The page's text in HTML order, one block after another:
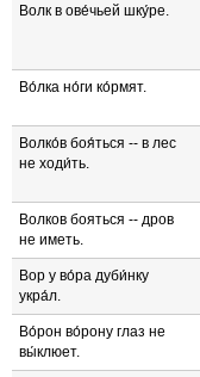
Волк в ове́чьей шку́ре.
Во́лка но́ги ко́рмят.
Волко́в боя́ться -- в лес
не ходи́ть.
Волков бояться -- дров
не иметь.
Вор у во́ра дуби́нку
укра́л.
Во́рон во́рону глаз не
вы́клюет.